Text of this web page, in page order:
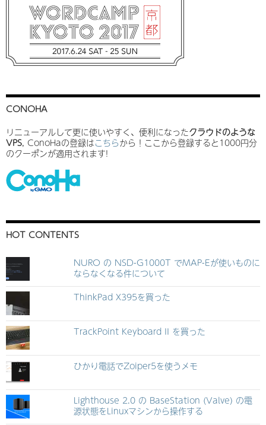
CONOHA
リニューアルして更に使いやすく、便利になったクラウドのような
VPS, ConoHaの登録はこちらから！ここから登録すると1000円分
のクーポンが適用されます!
HOT CONTENTS
NURO の NSD-G1000T でMAP-Eが使いものに
ならなくなる件について
ThinkPad X395を買った
TrackPoint Keyboard II を買った
ひかり電話でZoiper5を使うメモ
Lighthouse 2.0 の BaseStation (Valve) の電
源状態をLinuxマシンから操作する